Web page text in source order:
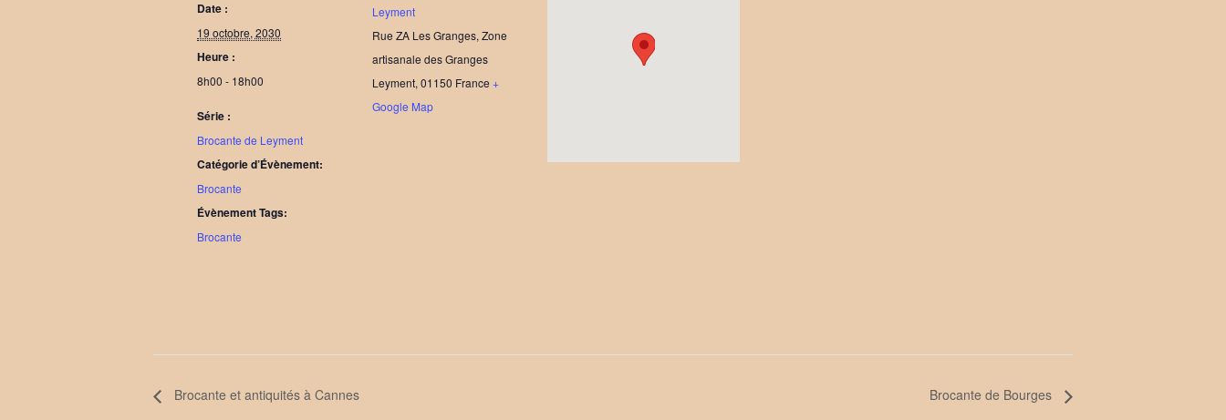
Date :
19 octobre, 2030
Heure :
8h00 - 18h00
Série :
Brocante de Leyment
Catégorie d’Évènement:
Brocante
Évènement Tags:
Brocante
Leyment
Rue ZA Les Granges, Zone
artisanale des Granges
Leyment, 01150 France +
Google Map
Brocante et antiquités à Cannes Brocante de Bourges